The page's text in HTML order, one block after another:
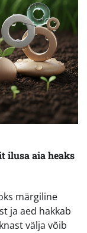
ilusa aia heaks
märgiline
ja aed hakkab
välja võib